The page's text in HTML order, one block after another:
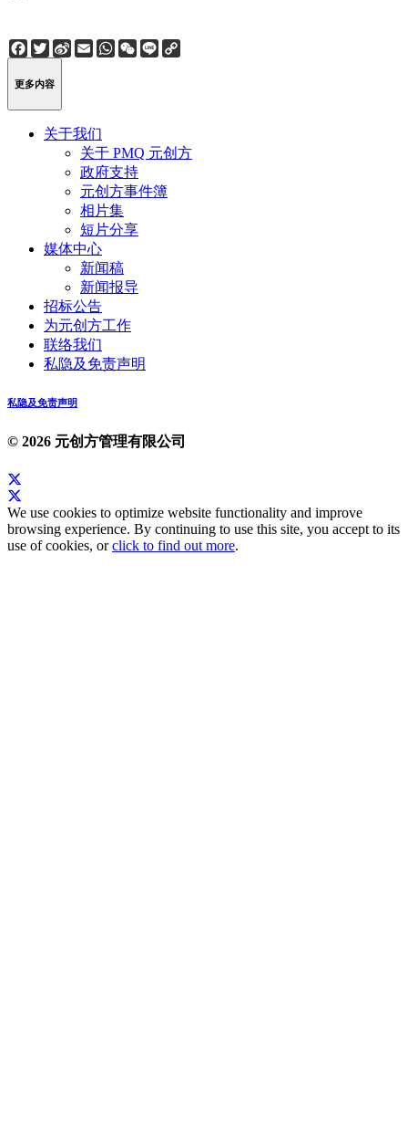
Facebook
Twitter
Sina
Weibo
EmailWhatsApp
WeChat
Line
更多内容
关于我们
关于 PMQ 元创方
政府支持
元创方事件簿
相片集
短片分享
媒体中心
新闻稿
新闻报导
招标公告
为元创方工作
联络我们
私隐及免责声明
私隐及免责声明
© 2026 元创方管理有限公司
We use cookies to optimize website functionality and improve
browsing experience. By continuing to use this site, you accept to its
use of cookies, orclick to find out more.